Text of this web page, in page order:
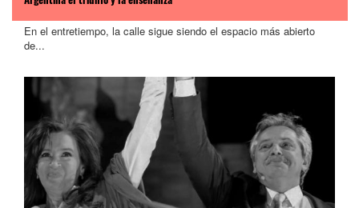
En el entretiempo, la calle sigue siendo el espacio más abierto
de...